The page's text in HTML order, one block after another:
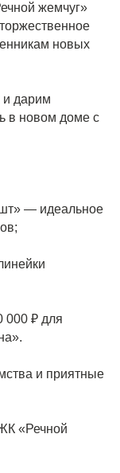
жемчуг»
новых
и дарим
в новом доме с
— идеальное
000 ₽ для
и приятные
«Речной